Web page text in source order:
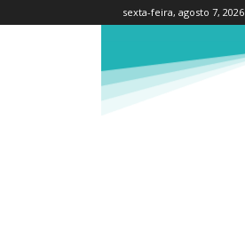
sexta-feira, agosto 7, 2026